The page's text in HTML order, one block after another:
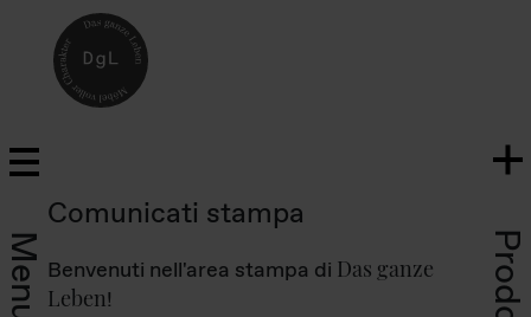
Menu
Comunicati stampa
Benvenuti nell'area stampa di Das ganze
Leben!